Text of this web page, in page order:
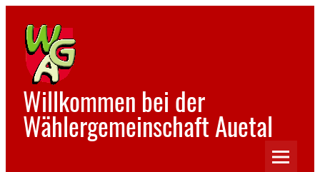
Skip
content
Willkommen bei der
Wählergemeinschaft Auetal